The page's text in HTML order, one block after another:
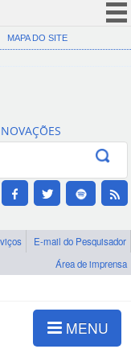
(COVID-19)
Canais
MAPA DO SITE
E-mail do Pesquisador
Área de imprensa
MENU